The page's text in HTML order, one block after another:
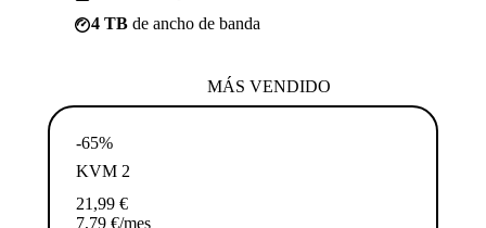
4 TB de ancho de banda
MÁS VENDIDO
-65%
KVM 2
21,99 €
7,79 €/mes